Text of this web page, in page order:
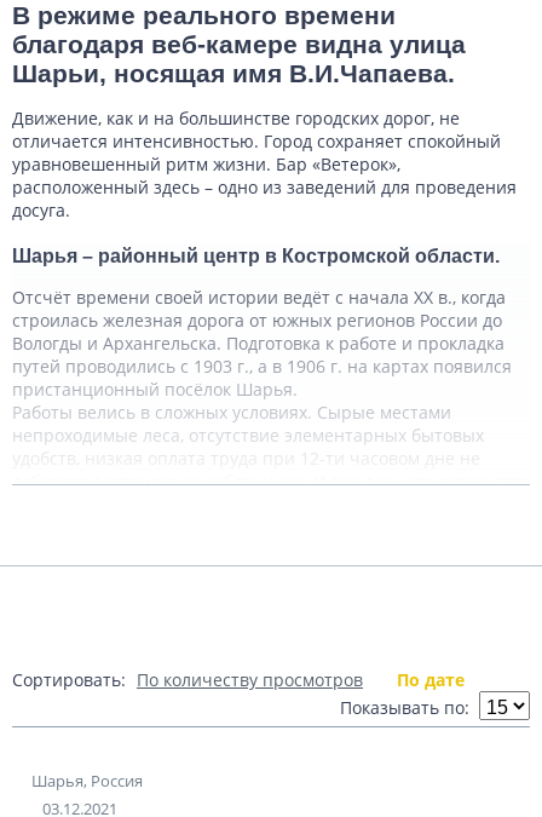
В режиме реального времени
благодаря веб-камере видна улица
Шарьи, носящая имя В.И.Чапаева.
Движение, как и на большинстве городских дорог, не
отличается интенсивностью. Город сохраняет спокойный
уравновешенный ритм жизни. Бар «Ветерок»,
расположенный здесь – одно из заведений для проведения
досуга.
Шарья – районный центр в Костромской области.
Отсчёт времени своей истории ведёт с начала ХХ в., когда
строилась железная дорога от южных регионов России до
Вологды и Архангельска. Подготовка к работе и прокладка
путей проводились с 1903 г., а в 1906 г. на картах появился
пристанционный посёлок Шарья.
Работы велись в сложных условиях. Сырые местами
непроходимые леса, отсутствие элементарных бытовых
удобств, низкая оплата труда при 12-ти часовом дне не
добавляли оптимизма работникам. И все-таки строительство
Отечественной войны его население превысило 20
направлением в промышленности стали лесозаготовки и
обработка древесины. Сейчас город неофициально
называют «столицей Костромских лесов». Параллельно
промышленности, учебные заведения высшей школы.
Обустраивалась городская территория. Возникали новые
Сортировать: По количеству просмотров
По дате
Показывать по:
Шарья, Россия
03.12.2021